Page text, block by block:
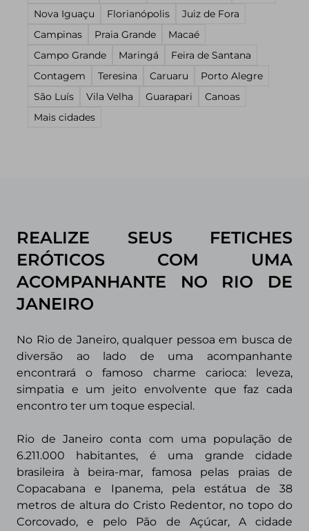
Nova Iguaçu
Florianópolis
Juiz de Fora
Campinas
Praia Grande
Macaé
Campo Grande
Maringá
Feira de Santana
Contagem
Teresina Caruaru
Porto Alegre
São Luís
Vila Velha Guarapari
Canoas
Mais cidades
REALIZE SEUS FETICHES
ERÓTICOS COM UMA
ACOMPANHANTE NO RIO DE
JANEIRO
No Rio de Janeiro, qualquer pessoa em busca de
diversão ao lado de uma acompanhante
encontrará o famoso charme carioca: leveza,
simpatia e um jeito envolvente que faz cada
encontro ter um toque especial.
Rio de Janeiro conta com uma população de
6.211.000 habitantes, é uma grande cidade
brasileira à beira-mar, famosa pelas praias de
Copacabana e Ipanema, pela estátua de 38
metros de altura do Cristo Redentor, no topo do
Corcovado, e pelo Pão de Açúcar, A cidade